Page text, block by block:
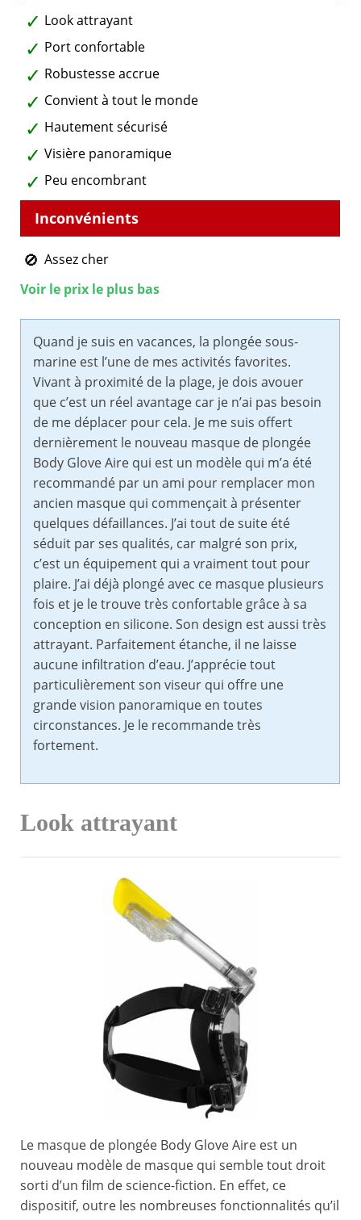
Look attrayant
Port confortable
Robustesse accrue
Convient à tout le monde
Hautement sécurisé
Visière panoramique
Peu encombrant
Assez cher
Voir le prix le plus bas
Quand je suis en vacances, la plongée sous-
marine est l’une de mes activités favorites.
Vivant à proximité de la plage, je dois avouer
que c’est un réel avantage car je n’ai pas besoin
de me déplacer pour cela. Je me suis offert
dernièrement le nouveau masque de plongée
Body Glove Aire qui est un modèle qui m’a été
recommandé par un ami pour remplacer mon
ancien masque qui commençait à présenter
quelques défaillances. J’ai tout de suite été
séduit par ses qualités, car malgré son prix,
c’est un équipement qui a vraiment tout pour
plaire. J’ai déjà plongé avec ce masque plusieurs
fois et je le trouve très confortable grâce à sa
conception en silicone. Son design est aussi très
attrayant. Parfaitement étanche, il ne laisse
aucune infiltration d’eau. J’apprécie tout
particulièrement son viseur qui offre une
grande vision panoramique en toutes
circonstances. Je le recommande très
fortement.
Look attrayant
Le masque de plongée Body Glove Aire est un
nouveau modèle de masque qui semble tout droit
sorti d’un film de science-fiction. En effet, ce
dispositif, outre les nombreuses fonctionnalités qu’il